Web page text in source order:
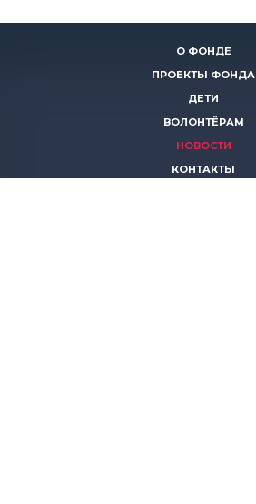
О ФОНДЕ
ПРОЕКТЫ ФОНДА
ДЕТИ
ВОЛОНТЁРАМ
НОВОСТИ
КОНТАКТЫ